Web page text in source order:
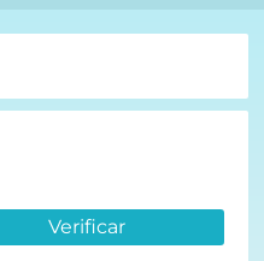
Verificar